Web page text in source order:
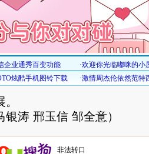
涛 邢玉信 邹全意）